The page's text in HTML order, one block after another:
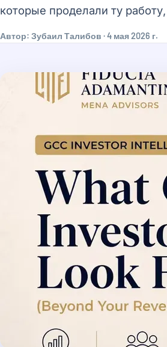
которые проделали ту
Автор: Зубаил Талибов · 4 мая 2026 г.